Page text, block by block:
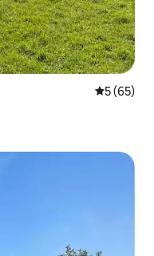
55 (65)